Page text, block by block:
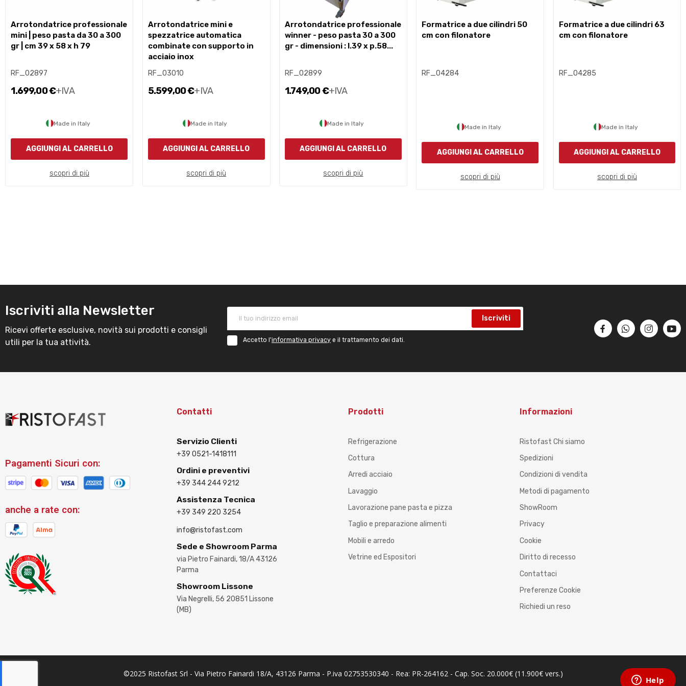
arrotondatrice professionale
mini | peso pasta da 30 a 300
gr | cm 39 x 58 x h 79
RF_02897
1.699,00 €+IVA
Made in Italy
AGGIUNGI AL CARRELLO
scopri di più
arrotondatrice mini e
spezzatrice automatica
combinate con supporto in
acciaio inox
RF_03010
5.599,00 €+IVA
Made in Italy
AGGIUNGI AL CARRELLO
scopri di più
arrotondatrice professionale
winner - peso pasta 30 a 300
gr - dimensioni : l.39 x p.58...
RF_02899
1.749,00 €+IVA
Made in Italy
AGGIUNGI AL CARRELLO
scopri di più
formatrice a due cilindri 50
cm con filonatore
RF_04284
Made in Italy
AGGIUNGI AL CARRELLO
scopri di più
formatrice a due cilindri 63
cm con filonatore
RF_04285
Made in Italy
AGGIUNGI AL CARRELLO
scopri di più
Iscriviti alla Newsletter
Ricevi offerte esclusive, novità sui prodotti e consigli
utili per la tua attività.
Iscriviti
Accetto l'informativa privacy e il trattamento dei dati.
Pagamenti Sicuri con:
anche a rate con:
Contatti
Servizio Clienti
+39 0521-1418111
Ordini e preventivi
+39 344 244 9212
Assistenza Tecnica
+39 349 220 3254
info@ristofast.com
Sede e Showroom Parma
via Pietro Fainardi, 18/A 43126
Parma
Showroom Lissone
Via Negrelli, 56 20851 Lissone
(MB)
Prodotti
Refrigerazione
Cottura
Arredi acciaio
Lavaggio
Lavorazione pane pasta e pizza
Taglio e preparazione alimenti
Mobili e arredo
Vetrine ed Espositori
Informazioni
Ristofast Chi siamo
Spedizioni
Condizioni di vendita
Metodi di pagamento
ShowRoom
Privacy
Cookie
Diritto di recesso
Contattaci
Preferenze Cookie
Richiedi un reso
©2025 Ristofast Srl - Via Pietro Fainardi 18/A, 43126 Parma - P.iva 02753530340 - Rea: PR-264162 - Cap. Soc. 20.000€ (11.900€ vers.)